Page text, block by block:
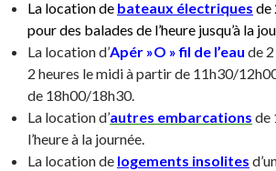
La location de bateaux électriques de
pour des balades de l’heure jusqu’à la
La location d’Apér »O » fil de l’eau de
2 heures le midi à partir de 11h30/
de 18h00/18h30.
La location d’autres embarcations de
l’heure à la journée.
La location de logements insolites